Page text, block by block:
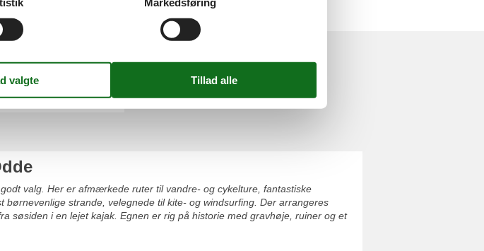
valg. Her er afmærkede ruter til vandre- og cykelture, fantastiske
børnevenlige strande, velegnede til kite- og windsurfing. Der arrangeres
søsiden i en lejet kajak. Egnen er rig på historie med gravhøje, ruiner og et
Markedsføring